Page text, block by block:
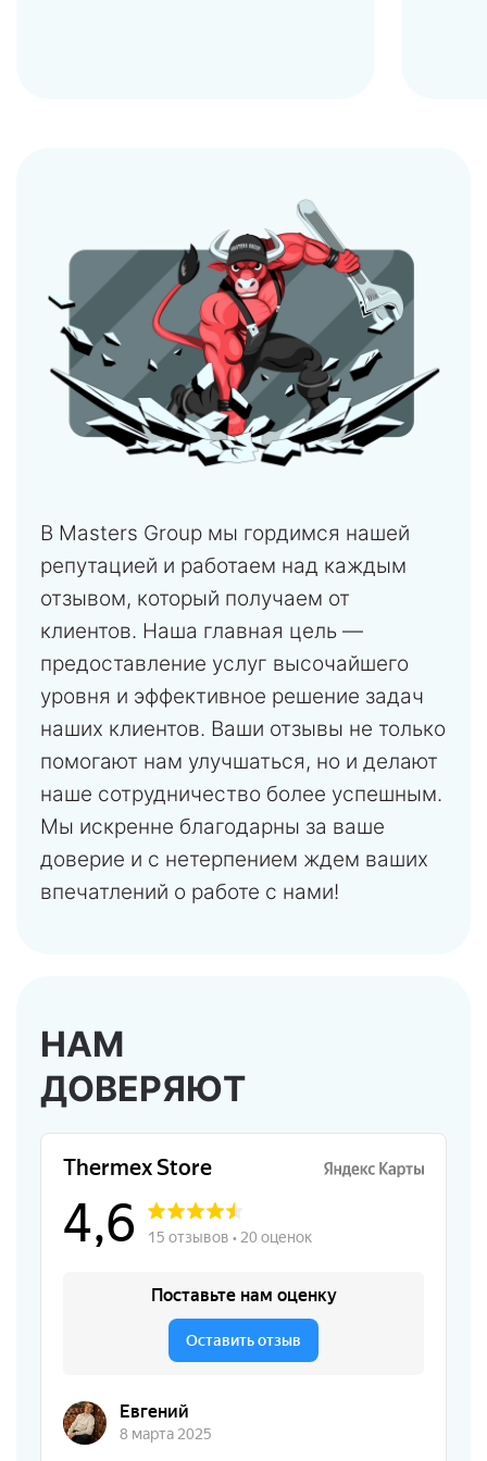
В Masters Group мы гордимся нашей
репутацией и работаем над каждым
отзывом, который получаем от
клиентов. Наша главная цель —
предоставление услуг высочайшего
уровня и эффективное решение задач
наших клиентов. Ваши отзывы не только
помогают нам улучшаться, но и делают
наше сотрудничество более успешным.
Мы искренне благодарны за ваше
доверие и с нетерпением ждем ваших
впечатлений о работе с нами!
НАМ
ДОВЕРЯЮТ